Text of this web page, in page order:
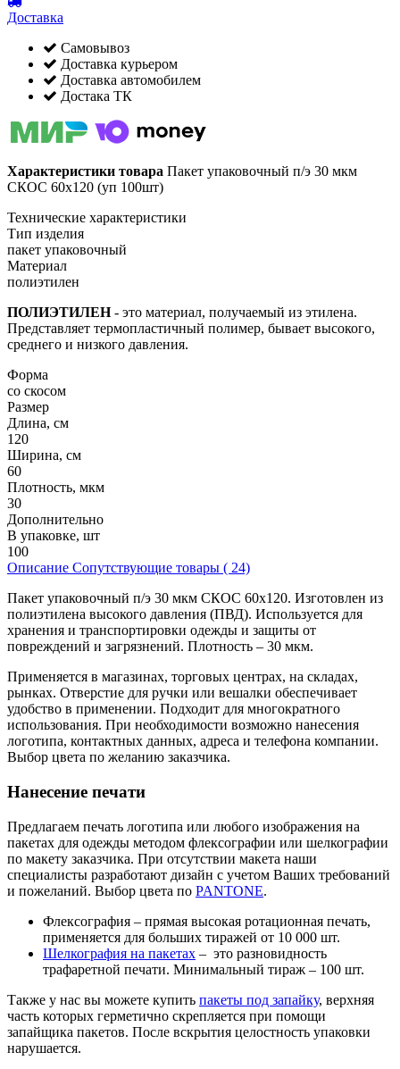
Доставка
Самовывоз
Доставка курьером
Доставка автомобилем
Достака ТК
Характеристики товара Пакет упаковочный п/э 30 мкм
СКОС 60х120 (уп 100шт)
Технические характеристики
Тип изделия
пакет упаковочный
Материал
полиэтилен
ПОЛИЭТИЛЕН- это материал, получаемый из этилена.
Представляет термопластичный полимер, бывает высокого,
среднего и низкого давления.
Форма
со скосом
Размер
Длина, см
120
Ширина, см
60
Плотность, мкм
30
Дополнительно
В упаковке, шт
100
Описание Сопутствующие товары ( 24)
Пакет упаковочный п/э 30 мкм СКОС 60х120. Изготовлен из
полиэтилена высокого давления (ПВД). Используется для
хранения и транспортировки одежды и защиты от
повреждений и загрязнений. Плотность – 30 мкм.
Применяется в магазинах, торговых центрах, на складах,
рынках. Отверстие для ручки или вешалки обеспечивает
удобство в применении. Подходит для многократного
использования. При необходимости возможно нанесения
логотипа, контактных данных, адреса и телефона компании.
Выбор цвета по желанию заказчика.
Нанесение печати
Предлагаем печать логотипа или любого изображения на
пакетах для одежды методом флексографии или шелкографии
по макету заказчика. При отсутствии макета наши
специалисты разработают дизайн с учетом Ваших требований
и пожеланий. Выбор цвета по PANTONE.
Флексография – прямая высокая ротационная печать,
применяется для больших тиражей от 10 000 шт.
Шелкография на пакетах – это разновидность
трафаретной печати. Минимальный тираж – 100 шт.
Также у нас вы можете купить пакеты под запайку, верхняя
часть которых герметично скрепляется при помощи
запайщика пакетов. После вскрытия целостность упаковки
нарушается.